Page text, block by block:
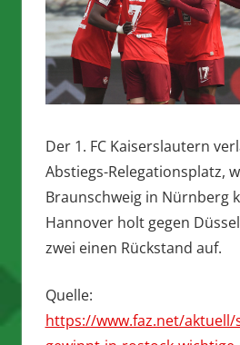
Der 1. FC Kaiserslautern
Abstiegs-Relegationsplatz,
Braunschweig in Nürnberg
Hannover holt gegen
zwei einen Rückstand auf.
Quelle:
https://www.faz.net/